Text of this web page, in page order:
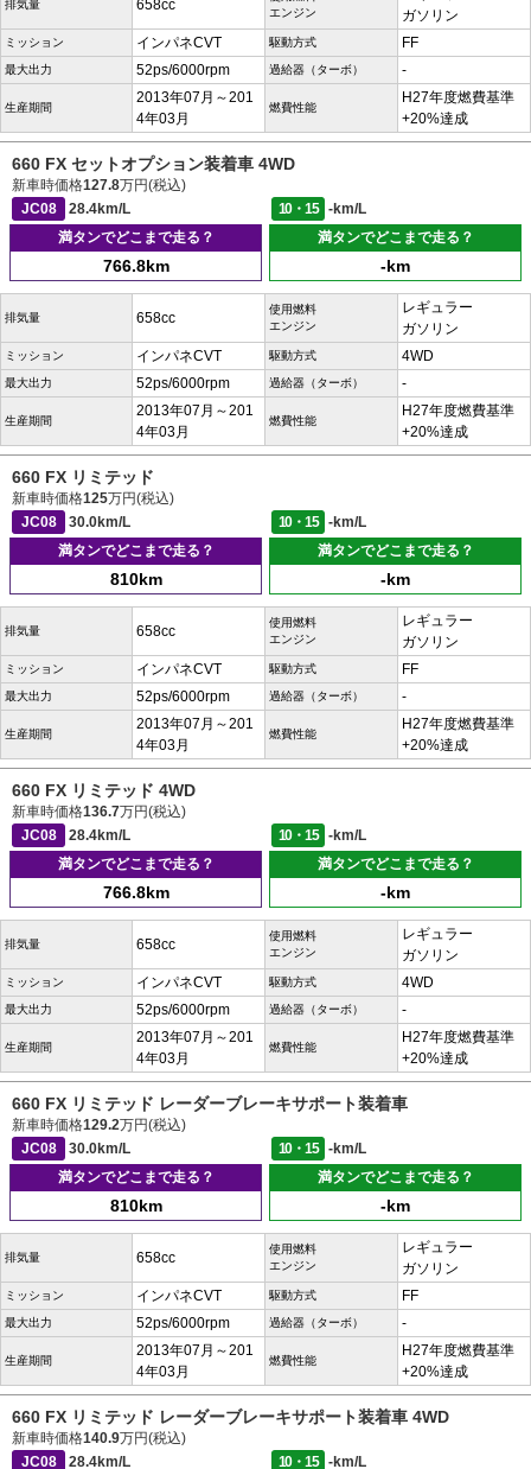
排気量 658cc
エンジン
ガソリン
ミッション インパネCVT 駆動方式 FF
最大出力 52ps/6000rpm 過給器（ターボ） -
生産期間
2013年07月～201
4年03月
燃費性能
H27年度燃費基準
+20%達成
660 FX セットオプション装着車 4WD
新車時価格127.8万円(税込)
JC08
28.4km/L 10・15
-km/L
満タンでどこまで走る？
766.8km
満タンでどこまで走る？
-km
排気量 658cc
使用燃料
エンジン
レギュラー
ガソリン
ミッション インパネCVT 駆動方式 4WD
最大出力 52ps/6000rpm 過給器（ターボ） -
生産期間
2013年07月～201
4年03月
燃費性能
H27年度燃費基準
+20%達成
660 FX リミテッド
新車時価格125万円(税込)
JC08
30.0km/L 10・15
-km/L
満タンでどこまで走る？
810km
満タンでどこまで走る？
-km
排気量 658cc
使用燃料
エンジン
レギュラー
ガソリン
ミッション インパネCVT 駆動方式 FF
最大出力 52ps/6000rpm 過給器（ターボ） -
生産期間
2013年07月～201
4年03月
燃費性能
H27年度燃費基準
+20%達成
660 FX リミテッド 4WD
新車時価格136.7万円(税込)
JC08
28.4km/L 10・15
-km/L
満タンでどこまで走る？
766.8km
満タンでどこまで走る？
-km
排気量 658cc
使用燃料
エンジン
レギュラー
ガソリン
ミッション インパネCVT 駆動方式 4WD
最大出力 52ps/6000rpm 過給器（ターボ） -
生産期間
2013年07月～201
4年03月
燃費性能
H27年度燃費基準
+20%達成
660 FX リミテッド レーダーブレーキサポート装着車
新車時価格129.2万円(税込)
JC08
30.0km/L 10・15
-km/L
満タンでどこまで走る？
810km
満タンでどこまで走る？
-km
排気量 658cc
使用燃料
エンジン
レギュラー
ガソリン
ミッション インパネCVT 駆動方式 FF
最大出力 52ps/6000rpm 過給器（ターボ） -
生産期間
2013年07月～201
4年03月
燃費性能
H27年度燃費基準
+20%達成
660 FX リミテッド レーダーブレーキサポート装着車 4WD
新車時価格140.9万円(税込)
JC08
28.4km/L 10・15
-km/L